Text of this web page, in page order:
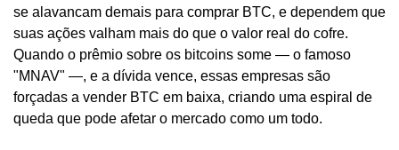
se alavancam demais para comprar BTC, e dependem que
suas ações valham mais do que o valor real do cofre.
Quando o prêmio sobre os bitcoins some — o famoso
"MNAV" —, e a dívida vence, essas empresas são
forçadas a vender BTC em baixa, criando uma espiral de
queda que pode afetar o mercado como um todo.